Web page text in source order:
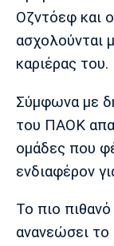
Πολιτισμός
Τραγούδια
Running
Media
Παρασκήνιο
Πρόγραμμα
Ιωνικός
Οζντόεφ και
ασχολούνται
καριέρας του.
Σύμφωνα με
του ΠΑΟΚ
ομάδες που
ενδιαφέρον
Το πιο
ανανεώσει